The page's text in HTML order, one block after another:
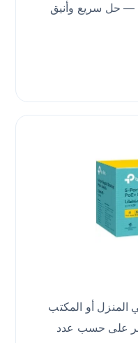
— حل سريع وأنيق
المنزل أو المكتب
على حسب عدد